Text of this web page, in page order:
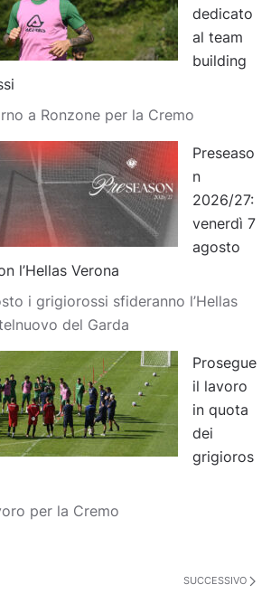
dedicato
al team
building
a Ronzone per la Cremo
Preseaso
n
2026/27:
venerdì 7
agosto
l’Hellas Verona
i grigiorossi sfideranno l’Hellas
del Garda
Prosegue
il lavoro
in quota
dei
grigioros
per la Cremo
SUCCESSIVO